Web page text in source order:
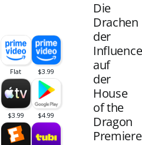
Die
Drachen
der
auf
der
House
of the
Dragon
Premiere